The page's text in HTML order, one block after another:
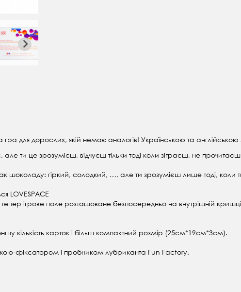
гра для дорослих, якій немає аналогів! Українською та
але ти це зрозумієш, відчуєш тільки тоді коли зіграєш, не
шоколаду: гіркий, солодкий, …, але ти зрозумієш лише тоді, коли
LOVESPACE
ігрове поле розташоване безпосередньо на внутрішній
кількість карток і більш компактний розмір (25см*19см*3см).
фіксатором і пробником лубриканта Fun Factory.